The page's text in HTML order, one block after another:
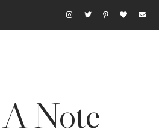
A Note